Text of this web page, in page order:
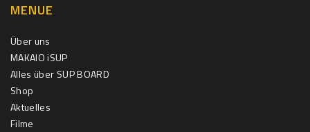
MENUE
Über uns
MAKAIO iSUP
Alles über SUP BOARD
Shop
Aktuelles
Filme